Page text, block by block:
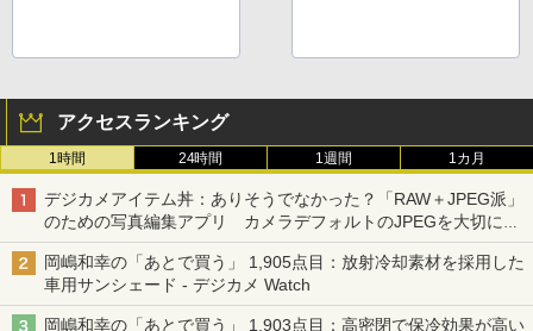
アクセスランキング
1時間 24時間 1週間 1カ月
デジカメアイテム丼：ありそうでなかった？「RAW＋JPEG派」
のための写真編集アプリ カメラデフォルトのJPEGを大切にす
る「Filmator」
岡嶋和幸の「あとで買う」 1,905点目：放射冷却素材を採用した
車用サンシェード - デジカメ Watch
岡嶋和幸の「あとで買う」 1,903点目：高密閉で保冷効果が高い